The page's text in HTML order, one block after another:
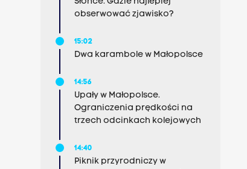
obserwować zjawisko?
15:02
Dwa karambole w Małopolsce
14:56
Upały w Małopolsce.
Ograniczenia prędkości na
trzech odcinkach kolejowych
14:40
Piknik przyrodniczy w